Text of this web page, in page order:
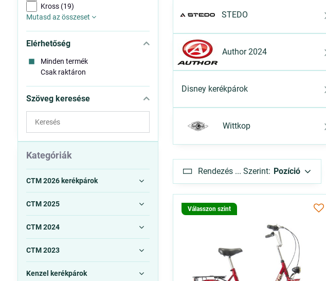
STEDO
Author 2024
Disney kerékpárok
Wittkop
Rendezés ... Szerint: Pozíció
Válasszon szint
Kross (19)
Mutasd az összeset
Elérhetőség
Minden termék
Csak raktáron
Szöveg keresése
szűrési
eredmények
teljes
szövegben
Kategóriák
CTM 2026 kerékpárok
CTM 2025
CTM 2024
CTM 2023
Kenzel kerékpárok